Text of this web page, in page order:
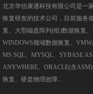
北京华信康通科技有限公司是一
恢复研发的技术公司，目前服务
复、大型磁盘阵列(组)数据恢复
WINDOWS领域数据恢复、
MS SQL、MYSQL、SYBASE
ANYWHERE、ORACLE(含
恢复、硬盘物理故障...